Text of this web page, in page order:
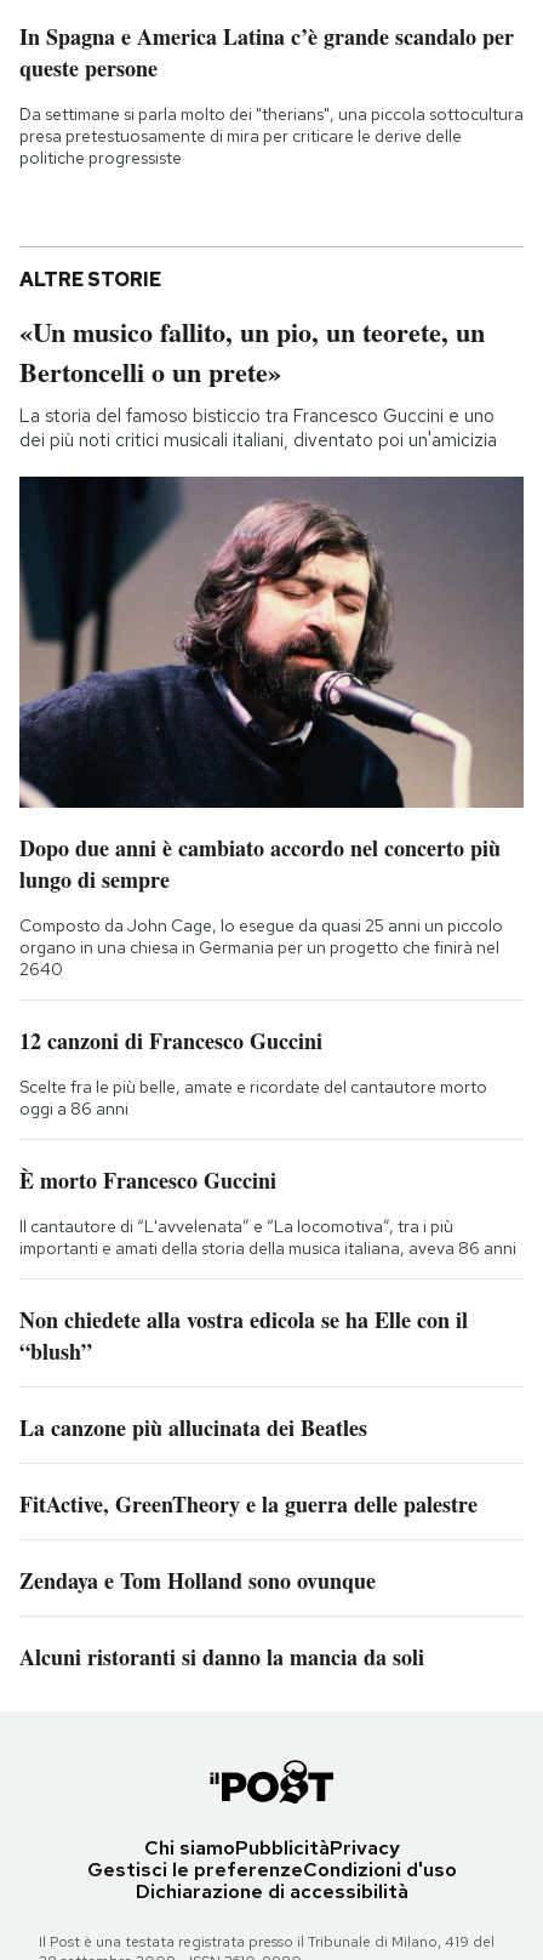
In Spagna e America Latina c’è grande scandalo per
queste persone
Da settimane si parla molto dei "therians", una piccola sottocultura
presa pretestuosamente di mira per criticare le derive delle
politiche progressiste
ALTRE STORIE
«Un musico fallito, un pio, un teorete, un
Bertoncelli o un prete»
La storia del famoso bisticcio tra Francesco Guccini e uno
dei più noti critici musicali italiani, diventato poi un'amicizia
Dopo due anni è cambiato accordo nel concerto più
lungo di sempre
Composto da John Cage, lo esegue da quasi 25 anni un piccolo
organo in una chiesa in Germania per un progetto che finirà nel
2640
12 canzoni di Francesco Guccini
Scelte fra le più belle, amate e ricordate del cantautore morto
oggi a 86 anni
È morto Francesco Guccini
Il cantautore di “L'avvelenata” e “La locomotiva”, tra i più
importanti e amati della storia della musica italiana, aveva 86 anni
Non chiedete alla vostra edicola se ha Elle con il
“blush”
La canzone più allucinata dei Beatles
FitActive, GreenTheory e la guerra delle palestre
Zendaya e Tom Holland sono ovunque
Alcuni ristoranti si danno la mancia da soli
Chi siamoPubblicitàPrivacy
Gestisci le preferenzeCondizioni d'uso
Dichiarazione di accessibilità
Il Post è una testata registrata presso il Tribunale di Milano, 419 del